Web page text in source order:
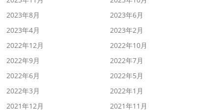
2023年8月
2023年6月
2023年4月
2023年2月
2022年12月
2022年10月
2022年9月
2022年7月
2022年6月
2022年5月
2022年3月
2022年1月
2021年12月
2021年11月